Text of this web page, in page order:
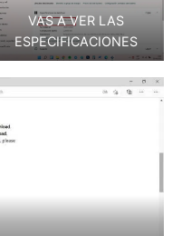
VAS A VER LAS
ESPECIFICACIONES